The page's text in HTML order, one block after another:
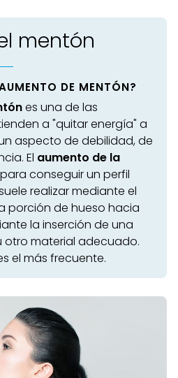
mentón
DE MENTÓN?
es una de las
a "quitar energía" a
aspecto de debilidad, de
El aumento de la
para conseguir un perfil
realizar mediante el
porción de hueso hacia
la inserción de una
otro material adecuado.
el más frecuente.